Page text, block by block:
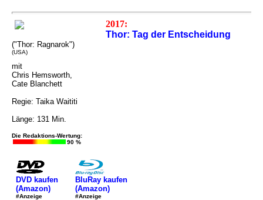
2017:
Thor: Tag der Entscheidung
("Thor: Ragnarok")
(USA)
mit
Chris Hemsworth,
Cate Blanchett
Regie: Taika Waititi
Länge: 131 Min.
Die Redaktions-Wertung:
90 %
DVD kaufen
(Amazon)
#Anzeige
BluRay kaufen
(Amazon)
#Anzeige